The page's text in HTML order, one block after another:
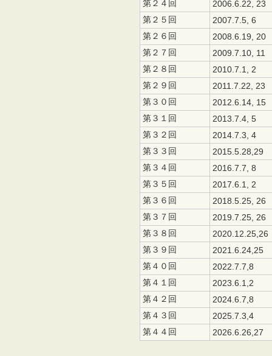
第２４回
2006.6.22, 23
第２５回
2007.7.5,
第２６回
2008.6.19, 20
第２７回
2009.7.10, 11
第２８回
2010.7.1, 2
第２９回
2011.7.22, 23
第３０回
2012.6.14, 15
第３１回
2013.7.4, 5
第３２回
2014.7.3, 4
第３３回
2015.5.28,29
第３４回
2016.7.7, 8
第３５回
2017.6.1, 2
第３６回
2018.5.25, 26
第３７回
2019.7.25, 26
第３８回
2020.12.25,26
第３９回
2021.6.24,25
第４０回
2022.7.7,8
第４１回
2023.6.1,2
第４２回
2024.6.7,8
第４３回
2025.7.3,4
第４４回
2026.6.26,27